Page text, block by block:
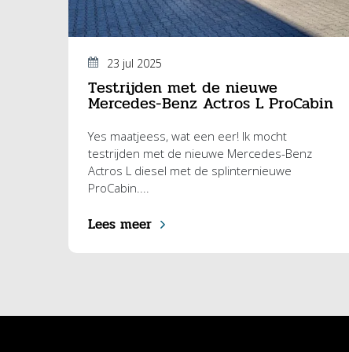
23 jul 2025
Testrijden met de nieuwe
Mercedes-Benz Actros L ProCabin
Yes maatjeess, wat een eer! Ik mocht
testrijden met de nieuwe Mercedes-Benz
Actros L diesel met de splinternieuwe
ProCabin....
Lees meer